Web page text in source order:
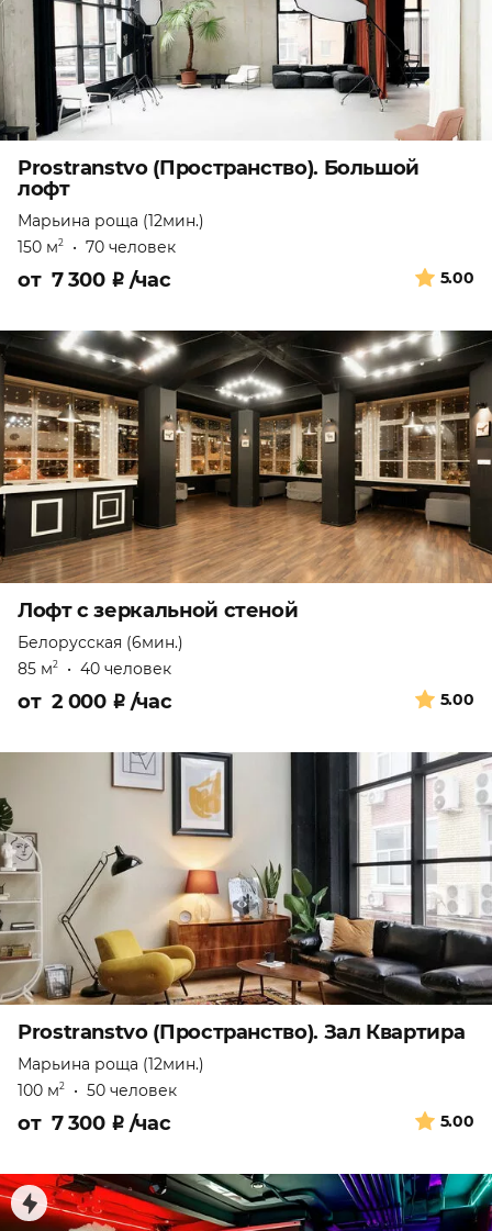
Prostranstvo (Пространство). Большой
лофт
Марьина роща (12мин.)
150 м2 • 70 человек
5.00
от 7 300 ₽ /час
Лофт с зеркальной стеной
Белорусская (6мин.)
85 м2 • 40 человек
5.00
от 2 000 ₽ /час
Prostranstvo (Пространство). Зал Квартира
Марьина роща (12мин.)
100 м2 • 50 человек
5.00
от 7 300 ₽ /час